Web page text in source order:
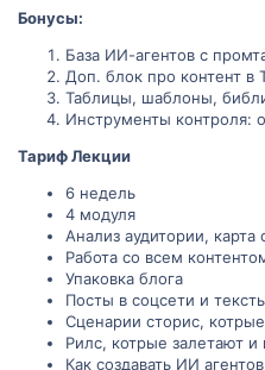
Бонусы:
База ИИ-агентов с
Доп. блок про контент в
Таблицы, шаблоны,
Инструменты контроля:
Тариф Лекции
6 недель
4 модуля
Анализ аудитории,
Работа со всем
Упаковка блога
Посты в соцсети и
Сценарии сторис,
Рилс, котрые залетают и
Как создавать ИИ